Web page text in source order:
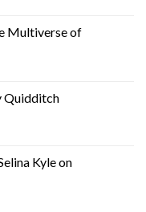
Multiverse of
Quidditch
Kyle on